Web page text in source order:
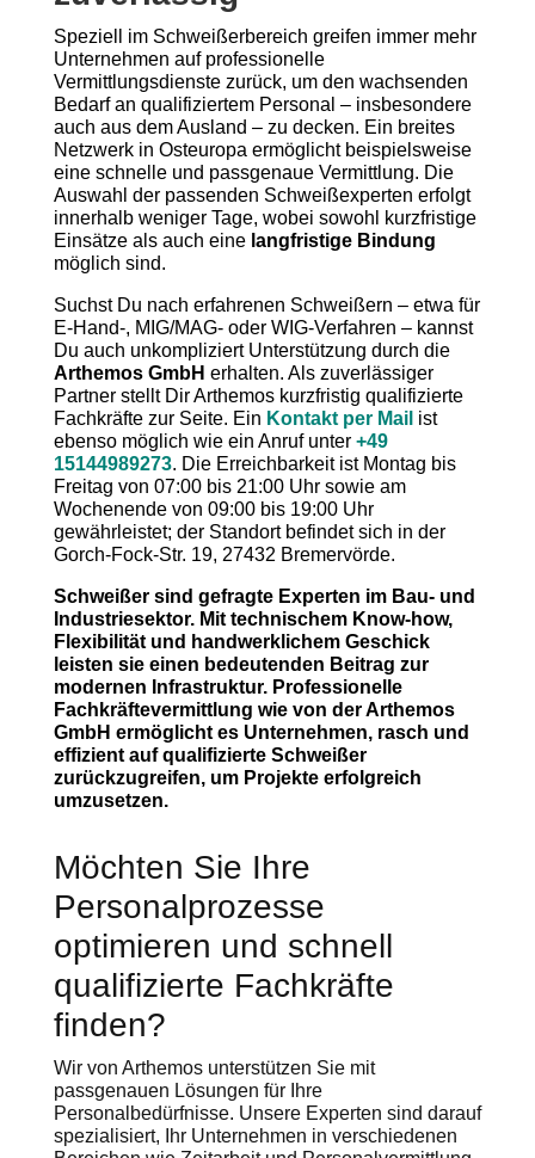
Speziell im Schweißerbereich greifen immer mehr
Unternehmen auf professionelle
Vermittlungsdienste zurück, um den wachsenden
Bedarf an qualifiziertem Personal – insbesondere
auch aus dem Ausland – zu decken. Ein breites
Netzwerk in Osteuropa ermöglicht beispielsweise
eine schnelle und passgenaue Vermittlung. Die
Auswahl der passenden Schweißexperten erfolgt
innerhalb weniger Tage, wobei sowohl kurzfristige
Einsätze als auch eine langfristige Bindung
möglich sind.
Suchst Du nach erfahrenen Schweißern – etwa für
E-Hand-, MIG/MAG- oder WIG-Verfahren – kannst
Du auch unkompliziert Unterstützung durch die
Arthemos GmbH erhalten. Als zuverlässiger
Partner stellt Dir Arthemos kurzfristig qualifizierte
Fachkräfte zur Seite. Ein Kontakt per Mail ist
ebenso möglich wie ein Anruf unter +49
15144989273. Die Erreichbarkeit ist Montag bis
Freitag von 07:00 bis 21:00 Uhr sowie am
Wochenende von 09:00 bis 19:00 Uhr
gewährleistet; der Standort befindet sich in der
Gorch-Fock-Str. 19, 27432 Bremervörde.
Schweißer sind gefragte Experten im Bau- und
Industriesektor. Mit technischem Know-how,
Flexibilität und handwerklichem Geschick
leisten sie einen bedeutenden Beitrag zur
modernen Infrastruktur. Professionelle
Fachkräftevermittlung wie von der Arthemos
GmbH ermöglicht es Unternehmen, rasch und
effizient auf qualifizierte Schweißer
zurückzugreifen, um Projekte erfolgreich
umzusetzen.
Möchten Sie Ihre
Personalprozesse
optimieren und schnell
qualifizierte Fachkräfte
finden?
Wir von Arthemos unterstützen Sie mit
passgenauen Lösungen für Ihre
Personalbedürfnisse. Unsere Experten sind darauf
spezialisiert, Ihr Unternehmen in verschiedenen